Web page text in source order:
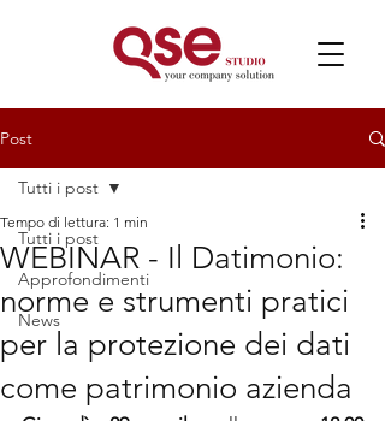
Post
Tutti i post
Approfondimenti
News
Tutti i post
WEBINAR - Il Datimonio:
norme e strumenti pratici
per la protezione dei dati
come patrimonio azienda
Tempo di lettura: 1 min